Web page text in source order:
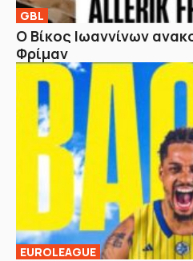
GBL
Ο Βίκος Ιωαννίνων
Φρίμαν
EUROLEAGUE